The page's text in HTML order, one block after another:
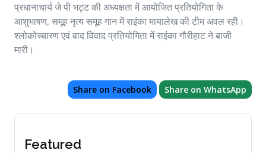
प्रधानाचार्य जे पी भट्ट की अध्यक्षता में आयोजित प्रतियोगिता के
आशुभाषण, समूह नृत्य समूह गान में राइंका मायालेख की टीम अवल रही।
श्लोकोच्चारण एवं वाद विवाद प्रतियोगिता में राइंका गौरीहाट ने बाजी
मारी।
Share on Facebook Share on WhatsApp
Featured